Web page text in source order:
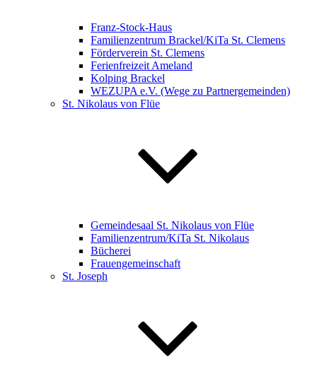
Franz-Stock-Haus
Familienzentrum Brackel/KiTa St. Clemens
Förderverein St. Clemens
Ferienfreizeit Ameland
Kolping Brackel
WEZUPA e.V. (Wege zu Partnergemeinden)
St. Nikolaus von Flüe
Gemeindesaal St. Nikolaus von Flüe
Familienzentrum/KiTa St. Nikolaus
Bücherei
Frauengemeinschaft
St. Joseph